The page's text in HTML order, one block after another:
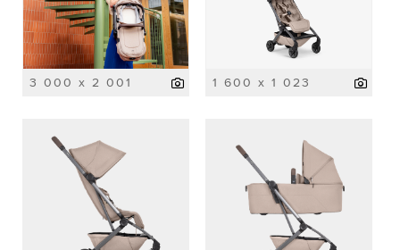
3 000 x 2 001 1 600 x 1 023